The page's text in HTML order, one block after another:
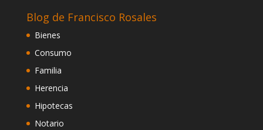
Blog de Francisco Rosales
Bienes
Consumo
Familia
Herencia
Hipotecas
Notario